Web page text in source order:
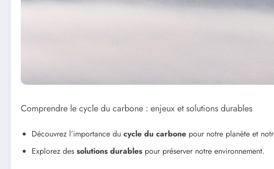
Comprendre le cycle du carbone : enjeux et solutions durables
Découvrez l’importance du cycle du carbone pour notre planète et
Explorez des solutions durables pour préserver notre environnement.